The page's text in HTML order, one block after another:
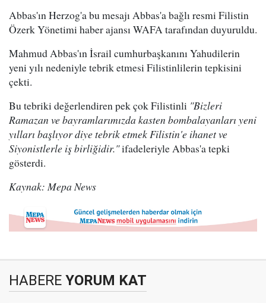
Abbas'ın Herzog'a bu mesajı Abbas'a bağlı resmi Filistin
Özerk Yönetimi haber ajansı WAFA tarafından duyuruldu.
Mahmud Abbas'ın İsrail cumhurbaşkanını Yahudilerin
yeni yılı nedeniyle tebrik etmesi Filistinlilerin tepkisini
çekti.
Bu tebriki değerlendiren pek çok Filistinli "Bizleri
Ramazan ve bayramlarımızda kasten bombalayanları yeni
yılları başlıyor diye tebrik etmek Filistin'e ihanet ve
Siyonistlerle iş birliğidir."ifadeleriyle Abbas'a tepki
gösterdi.
Kaynak: Mepa News
HABERE YORUM KAT